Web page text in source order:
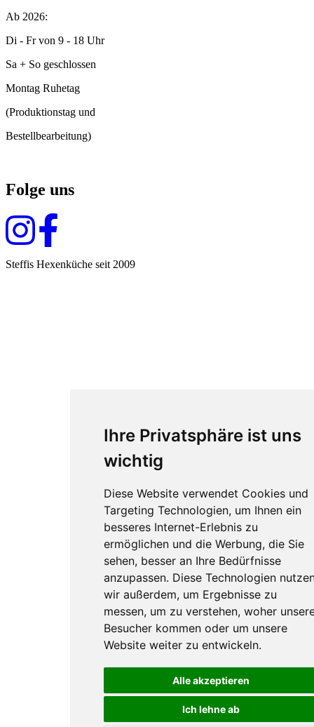
Ihre Privatsphäre ist uns
wichtig
Diese Website verwendet Cookies und
Targeting Technologien, um Ihnen ein
besseres Internet-Erlebnis zu
ermöglichen und die Werbung, die Sie
sehen, besser an Ihre Bedürfnisse
anzupassen. Diese Technologien
wir außerdem, um Ergebnisse zu
messen, um zu verstehen, woher
Besucher kommen oder um unsere
Website weiter zu entwickeln.
Alle akzeptieren
Ich lehne ab
Ab 2026:
Di - Fr von 9 - 18 Uhr
Sa + So geschlossen
Montag Ruhetag
(Produktionstag und
Bestellbearbeitung)
Folge uns
Steffis Hexenküche seit 2009